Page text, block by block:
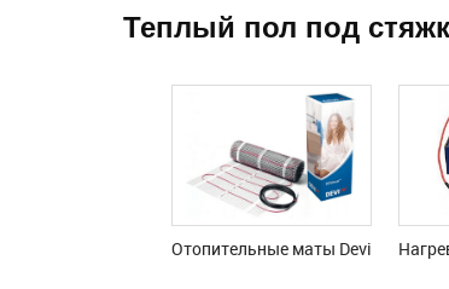
Теплый пол под
Отопительные маты Devi